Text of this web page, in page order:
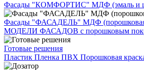
Фасады "КОМФОРТИС" МДФ (эмаль и
Фасады "ФАСАДЕЛЬ" МДФ (порошковая
МОДЕЛИ ФАСАДОВ с порошковым
Готовые решения
Пластик Пленка ПВХ Порошковая